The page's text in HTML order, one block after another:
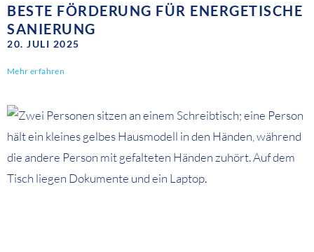
BESTE FÖRDERUNG FÜR ENERGETISCHE
SANIERUNG
20. JULI 2025
Mehr erfahren